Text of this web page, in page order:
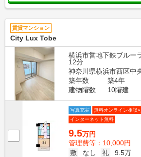
賃貸マンション
City Lux Tobe
横浜市営地下鉄ブルー
12分
神奈川県横浜市西区中
築年数
築4年
建物階数
10階建
写真充実
無料オンライン相談
インターネット無料
9.5万円
管理費等：10,000円
敷
なし 礼
9.5万